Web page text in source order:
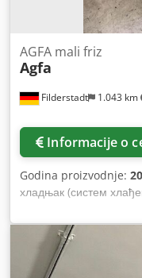
Filderstadt 1.043 km
AGFA mali friz
Agfa
Informacije o
Godina proizvodnje:
хладњак (систем
системе. Увидјено и